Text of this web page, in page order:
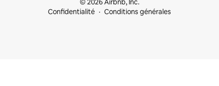
© 2026 Airbnb, Inc.
Confidentialité
Conditions générales